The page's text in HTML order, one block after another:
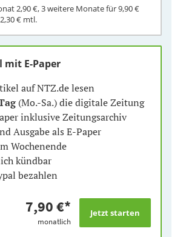
2,90 €, 3 weitere Monate für9,90 €
€ mtl.
mit E-Paper
auf NTZ.de lesen
(Mo.-Sa.) die digitale Zeitung
inklusive Zeitungsarchiv
Ausgabe als E-Paper
Wochenende
kündbar
bezahlen
7,90 €*
monatlich